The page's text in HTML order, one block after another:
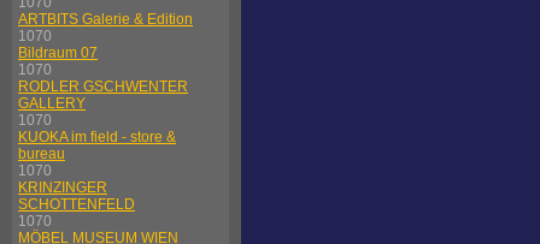
ARTBITS Galerie & Edition
1070
Bildraum 07
1070
RODLER GSCHWENTER
GALLERY
1070
KUOKA im field - store &
bureau
1070
KRINZINGER
SCHOTTENFELD
1070
MÖBEL MUSEUM WIEN